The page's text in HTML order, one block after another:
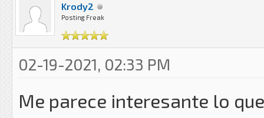
Krody2
Posting Freak
02-19-2021, 02:33 PM
Me parece interesante lo